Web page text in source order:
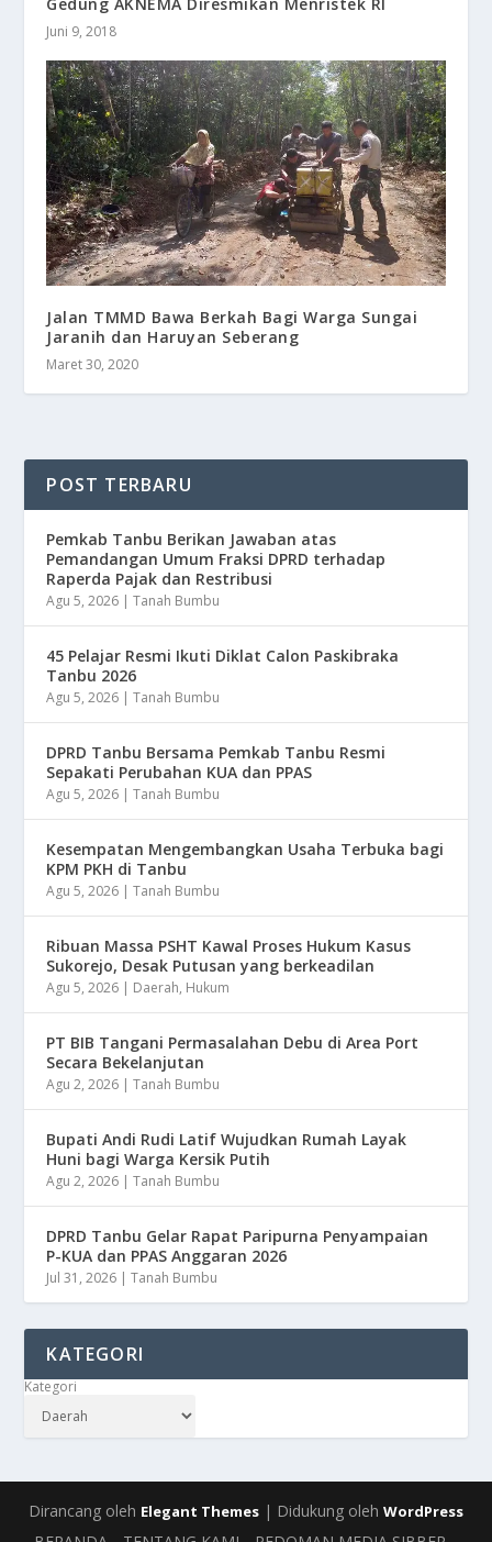
Gedung AKNEMA Diresmikan Menristek RI
Juni 9, 2018
Jalan TMMD Bawa Berkah Bagi Warga Sungai
Jaranih dan Haruyan Seberang
Maret 30, 2020
POST TERBARU
Pemkab Tanbu Berikan Jawaban atas
Pemandangan Umum Fraksi DPRD terhadap
Raperda Pajak dan Restribusi
Agu 5, 2026 |Tanah Bumbu
45 Pelajar Resmi Ikuti Diklat Calon Paskibraka
Tanbu 2026
Agu 5, 2026 |Tanah Bumbu
DPRD Tanbu Bersama Pemkab Tanbu Resmi
Sepakati Perubahan KUA dan PPAS
Agu 5, 2026 |Tanah Bumbu
Kesempatan Mengembangkan Usaha Terbuka bagi
KPM PKH di Tanbu
Agu 5, 2026 |Tanah Bumbu
Ribuan Massa PSHT Kawal Proses Hukum Kasus
Sukorejo, Desak Putusan yang berkeadilan
Agu 5, 2026 | Daerah, Hukum
PT BIB Tangani Permasalahan Debu di Area Port
Secara Bekelanjutan
Agu 2, 2026 |Tanah Bumbu
Bupati Andi Rudi Latif Wujudkan Rumah Layak
Huni bagi Warga Kersik Putih
Agu 2, 2026 |Tanah Bumbu
DPRD Tanbu Gelar Rapat Paripurna Penyampaian
P-KUA dan PPAS Anggaran 2026
Jul 31, 2026 |Tanah Bumbu
KATEGORI
Kategori
Dirancang oleh Elegant Themes | Didukung oleh WordPress